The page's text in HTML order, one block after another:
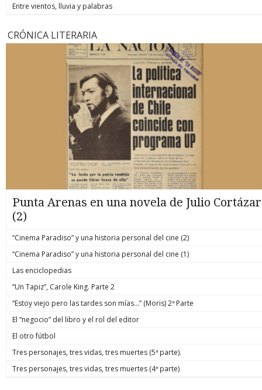
Entre vientos, lluvia y palabras
CRÓNICA LITERARIA
Punta Arenas en una novela de Julio Cortázar
(2)
“Cinema Paradiso” y una historia personal del cine (2)
“Cinema Paradiso” y una historia personal del cine (1)
Las enciclopedias
“Un Tapiz”, Carole King. Parte 2
“Estoy viejo pero las tardes son mías…” (Moris) 2ª Parte
El “negocio” del libro y el rol del editor
El otro fútbol
Tres personajes, tres vidas, tres muertes (5ª parte).
Tres personajes, tres vidas, tres muertes (4ª parte)